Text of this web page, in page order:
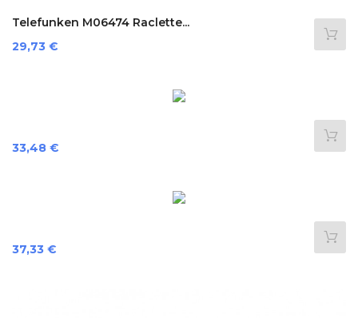
Telefunken M06474 Raclette...
Prix
29,73 €
Prix
33,48 €
Prix
37,33 €